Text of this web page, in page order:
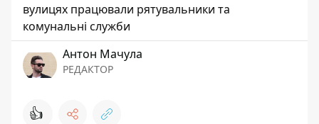
вулицях працювали рятувальники та
комунальні служби
Антон Мачула
РЕДАКТОР
👍